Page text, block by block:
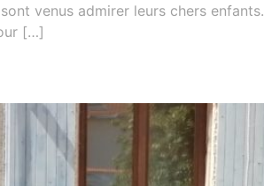
venus admirer leurs chers
[…]